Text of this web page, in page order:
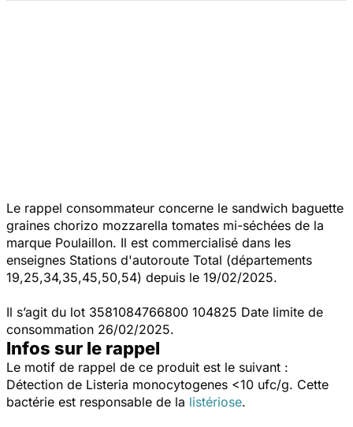
Le rappel consommateur concerne le sandwich baguette
graines chorizo mozzarella tomates mi-séchées de la
marque Poulaillon. Il est commercialisé dans les
enseignes Stations d'autoroute Total (départements
19,25,34,35,45,50,54) depuis le 19/02/2025.
Il s’agit du lot 3581084766800 104825 Date limite de
consommation 26/02/2025.
Infos sur le rappel
Le motif de rappel de ce produit est le suivant :
Détection de Listeria monocytogenes <10 ufc/g. Cette
bactérie est responsable de la listériose.